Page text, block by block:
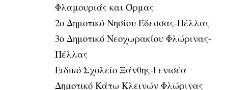
Φλαμουριάς και Όρμας
2ο Δημοτικό Νησίου Έδεσσας-Πέλλας
3ο Δημοτικό Νεοχωρακίου Φλώρινας-
Πέλλας
Ειδικό Σχολείο Ξάνθης-Γενισέα
Δημοτικό Κάτω Κλεινών Φλώρινας